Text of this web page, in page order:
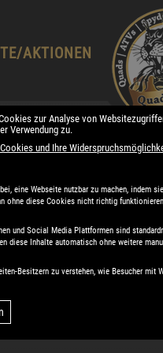
AKTIONEN
Vehicle, das
550ccm
zur Analyse von
Verwendung zu.
und Ihre
eine Webseite nutzbar zu machen, indem
ohne diese Cookies nicht richtig
und Social Media Plattformen sind
diese Inhalte automatisch ohne weitere
Besitzern zu verstehen, wie Besucher mit